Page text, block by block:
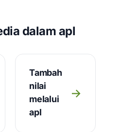
dalam apl
Tambah
nilai
melalui
apl
→